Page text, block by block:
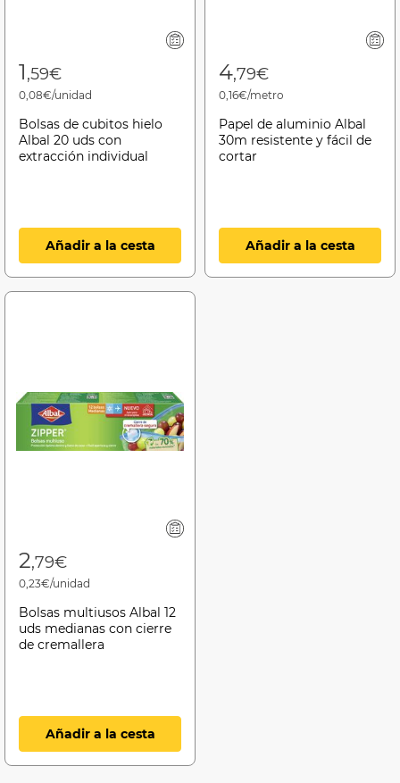
1,59€
0,08€/unidad
Bolsas de cubitos hielo
Albal 20 uds con
extracción individual
Añadir a la cesta
4,79€
0,16€/metro
Papel de aluminio Albal
30m resistente y fácil de
cortar
Añadir a la cesta
2,79€
0,23€/unidad
Bolsas multiusos Albal 12
uds medianas con cierre
de cremallera
Añadir a la cesta